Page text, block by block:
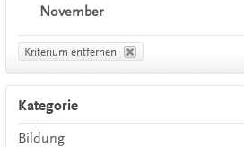
November
Kriterium entfernen
Kategorie
Bildung